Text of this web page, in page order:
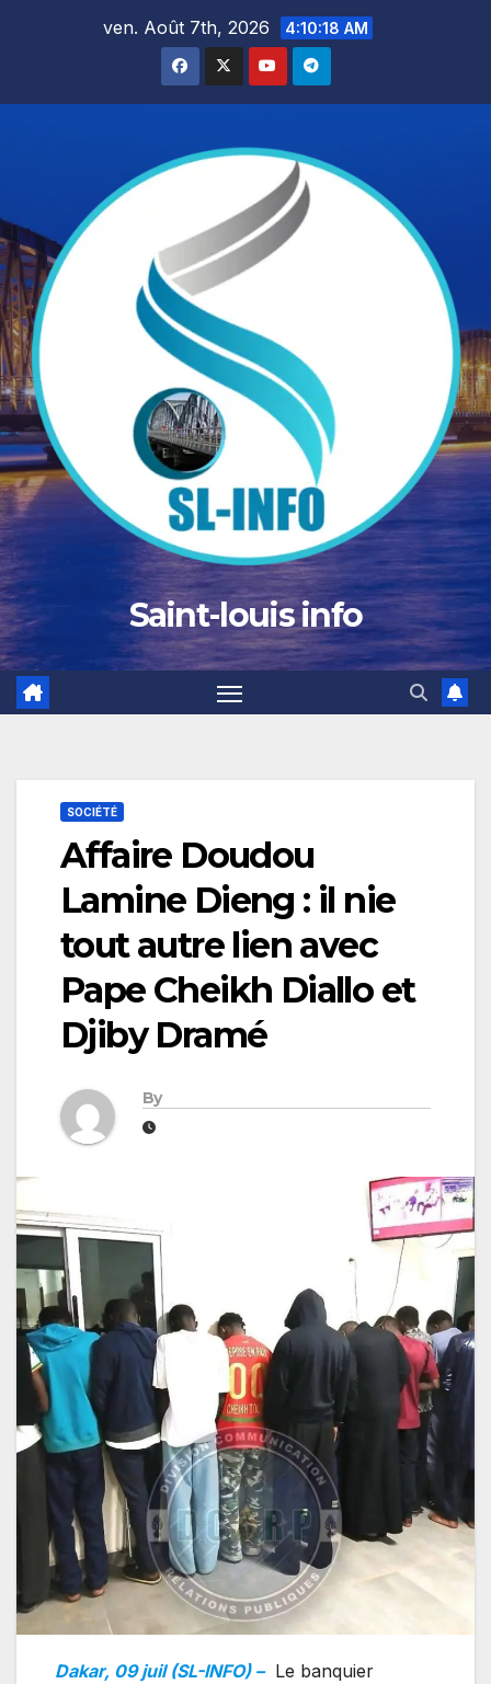
ven. Août 7th, 2026 4:10:19 AM
Saint-louis info
SOCIÉTÉ
Affaire Doudou
Lamine Dieng : il nie
tout autre lien avec
Pape Cheikh Diallo et
Djiby Dramé
By
Dakar, 09 juil (SL-INFO) – Le banquier